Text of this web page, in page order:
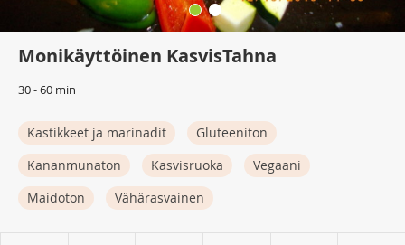
Monikäyttöinen KasvisTahna
30 - 60 min
Kastikkeet ja marinadit
Gluteeniton
Kananmunaton
Kasvisruoka
Vegaani
Maidoton
Vähärasvainen